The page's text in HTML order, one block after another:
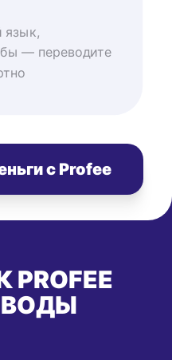
язык,
— переводите
с Profee